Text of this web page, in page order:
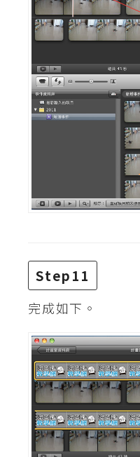
M
C
開
開
熱
門
文
章
全
站
導
覽
Step11
完成如下。